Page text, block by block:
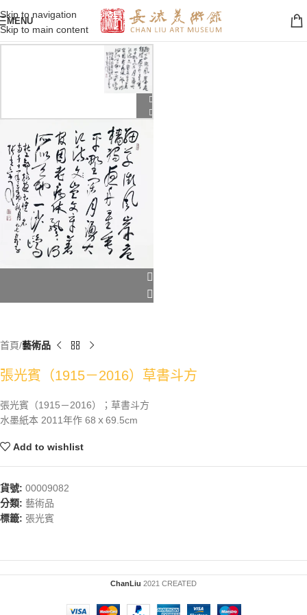
Skip to navigation
Skip to main content
MENU
首頁 藝術品
張光賓（1915－2016）草書斗方
張光賓（1915－2016）；草書斗方
水墨紙本 2011年作 68ｘ69.5cm
Add to wishlist
貨號: 00009082
分類: 藝術品
標籤: 張光賓
ChanLiu 2021 CREATED